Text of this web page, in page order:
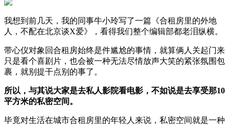
我想到前几天，我的同事牛小玲写了一篇《合租房里的外地
人，不配在北京谈X爱》，看得我们整个编辑部都老泪纵横。
带心仪对象回合租房始终是件尴尬的事情，就算俩人关起门来
只是看个喜剧片，也会被一种无法尽情放声大笑的紧张氛围包
裹，就别提干点别的事了。
所以，与其说大家是去私人影院看电影，不如说是去享受那10
平方米的私密空间。
毕竟对生活在城市合租房里的年轻人来说，私密空间就是一种